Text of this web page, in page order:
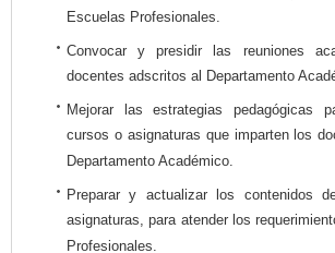
Escuelas Profesionales.
Convocar y presidir las reuniones
docentes adscritos al Departamento
Mejorar las estrategias pedagógicas
cursos o asignaturas que imparten los
Departamento Académico.
Preparar y actualizar los contenidos
asignaturas, para atender los
Profesionales.